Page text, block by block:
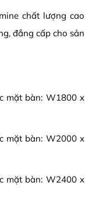
chất lượng cao
đẳng cấp cho sản
mặt bàn: W1800 x
mặt bàn: W2000 x
mặt bàn: W2400 x